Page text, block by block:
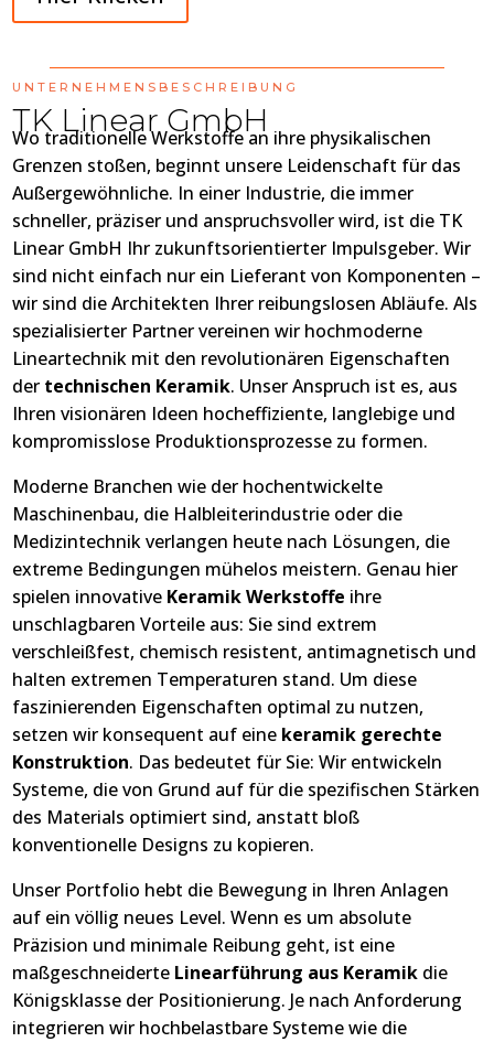
UNTERNEHMENSBESCHREIBUNG
TK Linear GmbH
Wo traditionelle Werkstoffe an ihre physikalischen
Grenzen stoßen, beginnt unsere Leidenschaft für das
Außergewöhnliche. In einer Industrie, die immer
schneller, präziser und anspruchsvoller wird, ist die TK
Linear GmbH Ihr zukunftsorientierter Impulsgeber. Wir
sind nicht einfach nur ein Lieferant von Komponenten –
wir sind die Architekten Ihrer reibungslosen Abläufe. Als
spezialisierter Partner vereinen wir hochmoderne
Lineartechnik mit den revolutionären Eigenschaften
der technischen Keramik. Unser Anspruch ist es, aus
Ihren visionären Ideen hocheffiziente, langlebige und
kompromisslose Produktionsprozesse zu formen.
Moderne Branchen wie der hochentwickelte
Maschinenbau, die Halbleiterindustrie oder die
Medizintechnik verlangen heute nach Lösungen, die
extreme Bedingungen mühelos meistern. Genau hier
spielen innovative Keramik Werkstoffe ihre
unschlagbaren Vorteile aus: Sie sind extrem
verschleißfest, chemisch resistent, antimagnetisch und
halten extremen Temperaturen stand. Um diese
faszinierenden Eigenschaften optimal zu nutzen,
setzen wir konsequent auf eine keramik gerechte
Konstruktion. Das bedeutet für Sie: Wir entwickeln
Systeme, die von Grund auf für die spezifischen Stärken
des Materials optimiert sind, anstatt bloß
konventionelle Designs zu kopieren.
Unser Portfolio hebt die Bewegung in Ihren Anlagen
auf ein völlig neues Level. Wenn es um absolute
Präzision und minimale Reibung geht, ist eine
maßgeschneiderte Linearführung aus Keramik die
Königsklasse der Positionierung. Je nach Anforderung
integrieren wir hochbelastbare Systeme wie die